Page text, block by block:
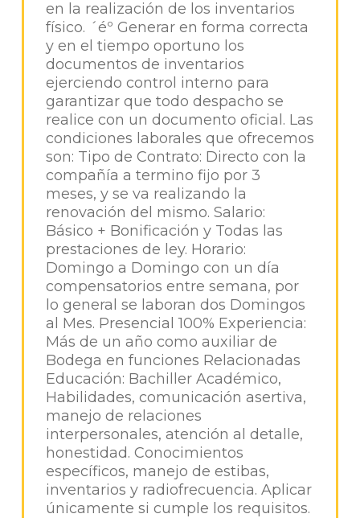
en la realización de los inventarios
físico. ´éº Generar en forma correcta
y en el tiempo oportuno los
documentos de inventarios
ejerciendo control interno para
garantizar que todo despacho se
realice con un documento oficial. Las
condiciones laborales que ofrecemos
son: Tipo de Contrato: Directo con la
compañía a termino fijo por 3
meses, y se va realizando la
renovación del mismo. Salario:
Básico + Bonificación y Todas las
prestaciones de ley. Horario:
Domingo a Domingo con un día
compensatorios entre semana, por
lo general se laboran dos Domingos
al Mes. Presencial 100% Experiencia:
Más de un año como auxiliar de
Bodega en funciones Relacionadas
Educación: Bachiller Académico,
Habilidades, comunicación asertiva,
manejo de relaciones
interpersonales, atención al detalle,
honestidad. Conocimientos
específicos, manejo de estibas,
inventarios y radiofrecuencia. Aplicar
únicamente si cumple los requisitos.